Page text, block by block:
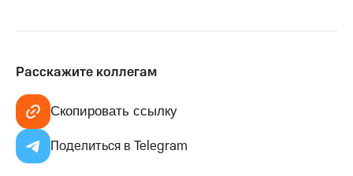
Расскажите коллегам
Скопировать ссылку
Поделиться в Telegram